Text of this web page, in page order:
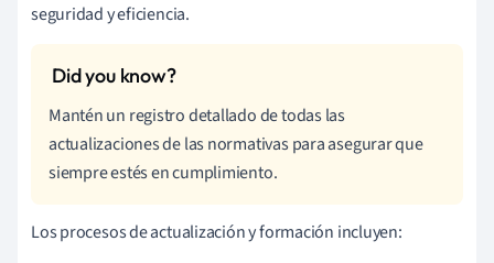
seguridad y eficiencia.
Mantén un registro detallado de todas las
actualizaciones de las normativas para asegurar que
siempre estés en cumplimiento.
Los procesos de actualización y formación incluyen: